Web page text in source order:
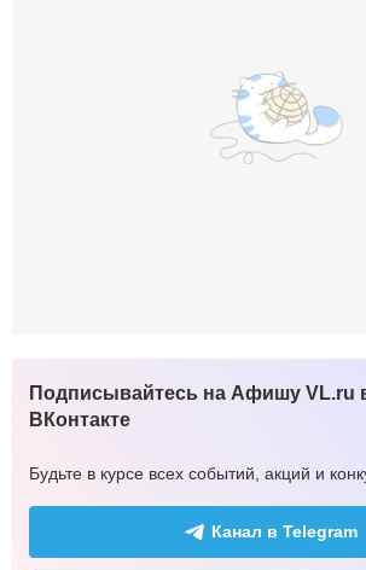
Подписывайтесь на Афишу VL.ru
ВКонтакте
Будьте в курсе всех событий, акций и
Канал в Telegram